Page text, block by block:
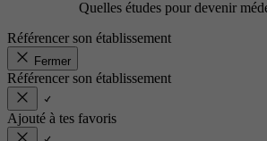
Quelles études pour devenir
Référencer son établissement
Fermer
Référencer son établissement
Ajouté à tes favoris